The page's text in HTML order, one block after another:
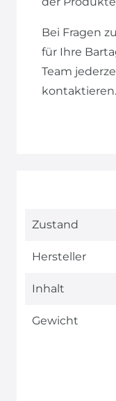
Bei Fragen
für Ihre
Team
kontaktieren.
Technisches
Wert
Zustand
Hersteller
Inhalt
Gewicht